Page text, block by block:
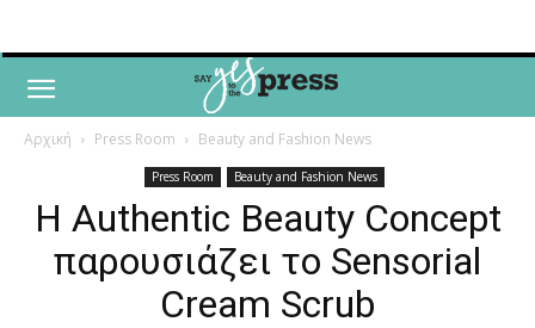
Αρχική Press Room Beauty and Fashion News
Press Room Beauty and Fashion News
Η Authentic Beauty Concept
παρουσιάζει το Sensorial
Cream Scrub